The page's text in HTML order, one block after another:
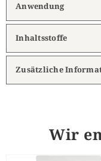
Anwendung
Inhaltsstoffe
Zusätzliche
Wir